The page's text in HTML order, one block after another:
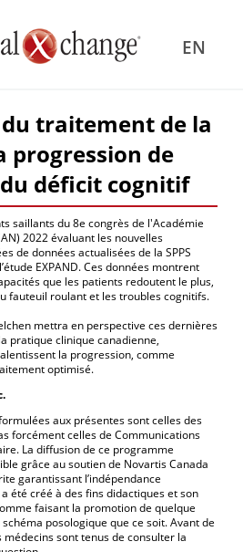
EN
traitement de la
progression de
déficit cognitif
saillants du 8e congrès de l'Académie
2022 évaluant les nouvelles
de données actualisées de la SPPS
EXPAND. Ces données montrent
que les patients redoutent le plus,
fauteuil roulant et les troubles cognitifs.
mettra en perspective ces dernières
pratique clinique canadienne,
la progression, comme
optimisé.
aux présentes sont celles des
forcément celles de Communications
La diffusion de ce programme
grâce au soutien de Novartis Canada
garantissant l’indépendance
été créé à des fins didactiques et son
faisant la promotion de quelque
posologique que ce soit. Avant de
sont tenus de consulter la